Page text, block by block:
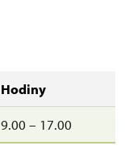
Hodiny
9.00 – 17.00